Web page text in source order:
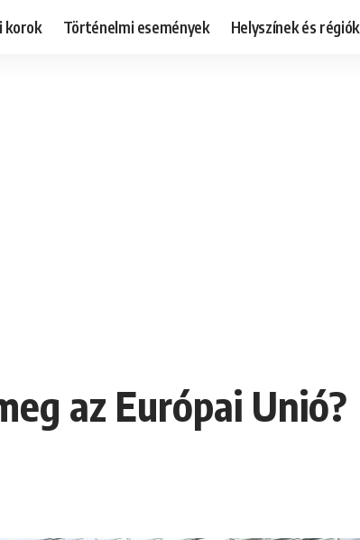
korok Történelmi események Helyszínek és régiók
az Európai Unió?